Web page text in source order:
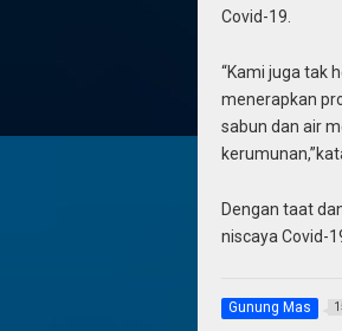
Covid-19.
“Kami juga tak
menerapkan
sabun dan air
Dengan taat
niscaya Covid-
Gunung Mas